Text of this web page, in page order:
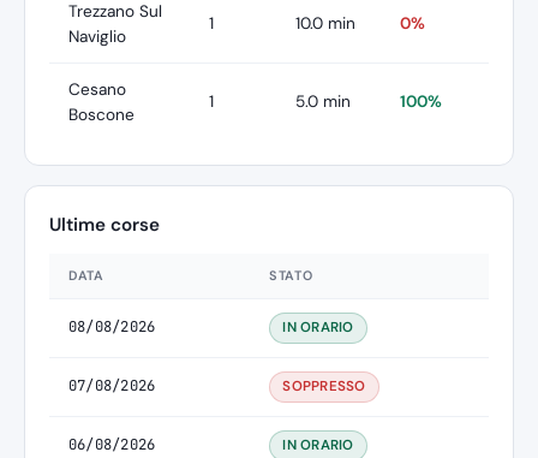
Trezzano Sul
Naviglio
1 10.0 min 0%
Cesano
Boscone
1 5.0 min 100%
Ultime corse
DATA STATO
08/08/2026 IN ORARIO
07/08/2026 SOPPRESSO
06/08/2026 IN ORARIO